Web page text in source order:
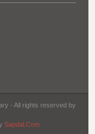
- All rights reserved by
Sapdal.Com